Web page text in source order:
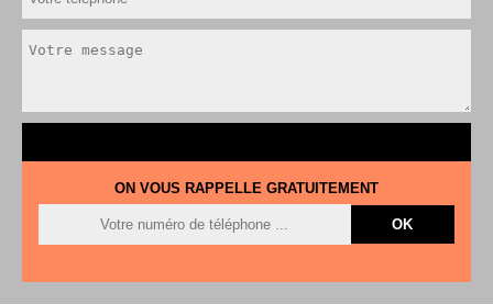
ON VOUS RAPPELLE GRATUITEMENT